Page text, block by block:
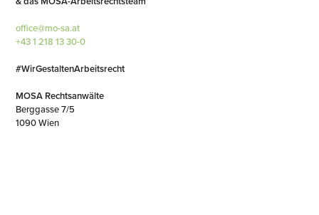
office@mo-sa.at
+43 1 218 13 30-0
#WirGestaltenArbeitsrecht
MOSA Rechtsanwälte
Berggasse 7/5
1090 Wien